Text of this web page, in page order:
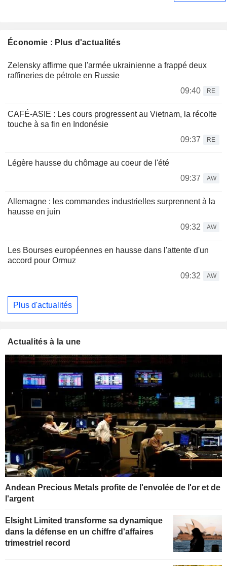
Économie : Plus d'actualités
Zelensky affirme que l'armée ukrainienne a frappé deux
raffineries de pétrole en Russie
09:40
RE
CAFÉ-ASIE : Les cours progressent au Vietnam, la récolte
touche à sa fin en Indonésie
09:37
RE
Légère hausse du chômage au coeur de l'été
09:37
AW
Allemagne : les commandes industrielles surprennent à la
hausse en juin
09:32
AW
Les Bourses européennes en hausse dans l'attente d'un
accord pour Ormuz
09:32
AW
Plus d'actualités
Actualités à la une
Andean Precious Metals profite de l'envolée de l'or et de
l'argent
Elsight Limited transforme sa dynamique
dans la défense en un chiffre d'affaires
trimestriel record